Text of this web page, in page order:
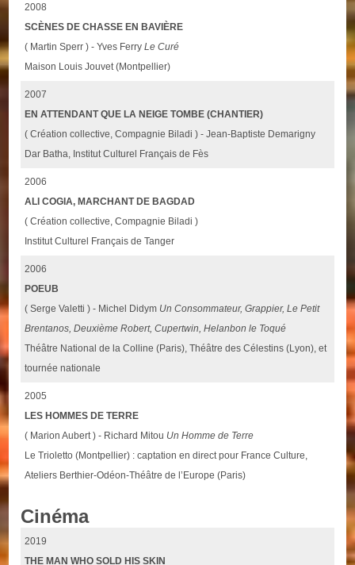
2008
SCÈNES DE CHASSE EN BAVIÈRE
( Martin Sperr ) - Yves FerryLe Curé
Maison Louis Jouvet (Montpellier)
2007
EN ATTENDANT QUE LA NEIGE TOMBE (CHANTIER)
( Création collective, Compagnie Biladi ) - Jean-Baptiste Demarigny
Dar Batha, Institut Culturel Français de Fès
2006
ALI COGIA, MARCHANT DE BAGDAD
( Création collective, Compagnie Biladi )
Institut Culturel Français de Tanger
2006
POEUB
( Serge Valetti ) - Michel Didym Un Consommateur, Grappier, Le Petit
Brentanos, Deuxième Robert, Cupertwin, Helanbon le Toqué
Théâtre National de la Colline (Paris), Théâtre des Célestins (Lyon), et
tournée nationale
2005
LES HOMMES DE TERRE
( Marion Aubert ) - Richard Mitou Un Homme de Terre
Le Trioletto (Montpellier) : captation en direct pour France Culture,
Ateliers Berthier-Odéon-Théâtre de l’Europe (Paris)
Cinéma
2019
THE MAN WHO SOLD HIS SKIN